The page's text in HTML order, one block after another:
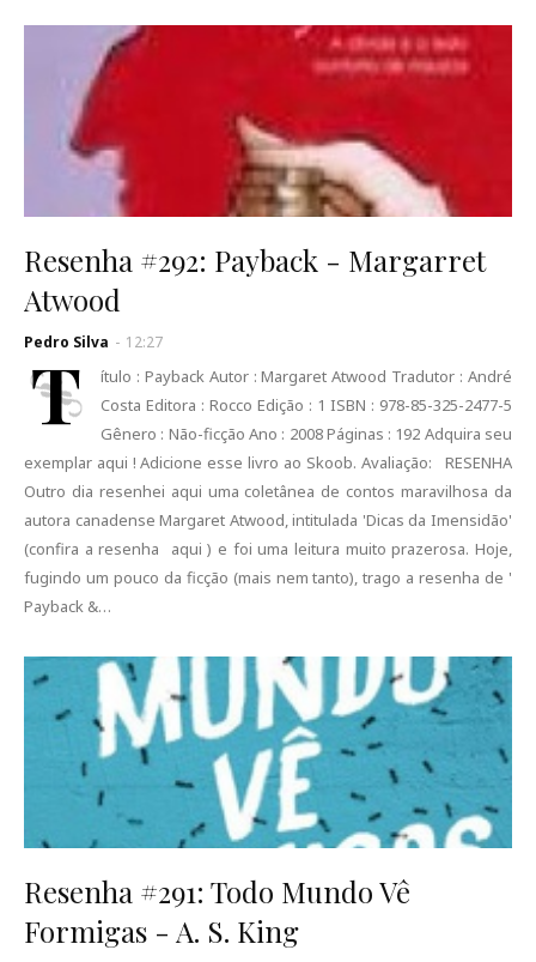
Resenha #292: Payback - Margarret
Atwood
Pedro Silva - 12:27
T
ítulo : Payback Autor : Margaret Atwood Tradutor : André
Costa Editora : Rocco Edição : 1 ISBN : 978-85-325-2477-5
Gênero : Não-ficção Ano : 2008 Páginas : 192 Adquira seu
exemplar aqui ! Adicione esse livro ao Skoob. Avaliação: RESENHA
Outro dia resenhei aqui uma coletânea de contos maravilhosa da
autora canadense Margaret Atwood, intitulada 'Dicas da Imensidão'
(confira a resenha aqui ) e foi uma leitura muito prazerosa. Hoje,
fugindo um pouco da ficção (mais nem tanto), trago a resenha de '
Payback &…
Resenha #291: Todo Mundo Vê
Formigas - A. S. King